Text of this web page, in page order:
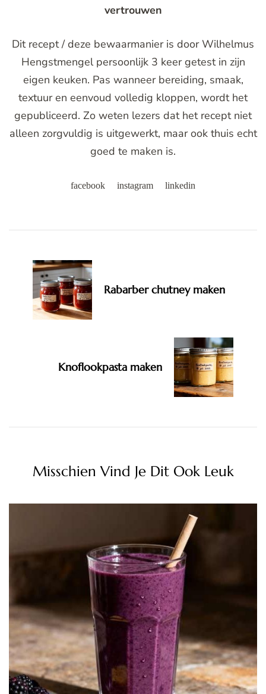
vertrouwen
Dit recept / deze bewaarmanier is door Wilhelmus
Hengstmengel persoonlijk 3 keer getest in zijn
eigen keuken. Pas wanneer bereiding, smaak,
textuur en eenvoud volledig kloppen, wordt het
gepubliceerd. Zo weten lezers dat het recept niet
alleen zorgvuldig is uitgewerkt, maar ook thuis echt
goed te maken is.
facebook instagram linkedin
Navigation
Rabarber chutney maken
Knoflookpasta maken
Misschien Vind Je Dit Ook Leuk